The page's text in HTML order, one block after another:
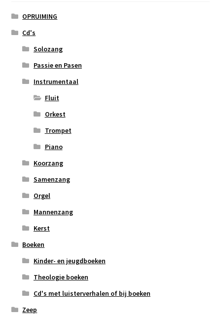
OPRUIMING
Cd's
Solozang
Passie en Pasen
Instrumentaal
Fluit
Orkest
Trompet
Piano
Koorzang
Samenzang
Orgel
Mannenzang
Kerst
Boeken
Kinder- en jeugdboeken
Theologie boeken
Cd's met luisterverhalen of bij boeken
Zeep